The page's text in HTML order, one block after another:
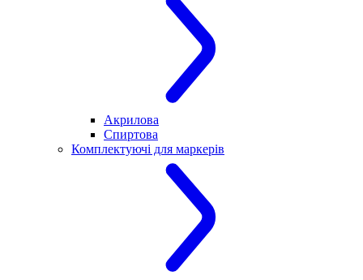
Акрилова
Спиртова
Комплектуючі для маркерів